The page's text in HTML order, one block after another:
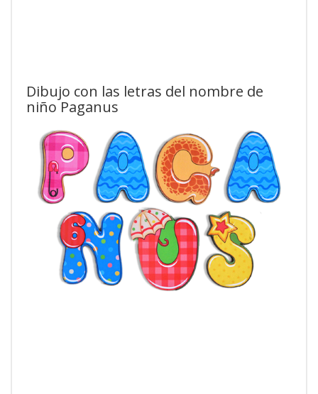
Dibujo con las letras del nombre de
niño Paganus